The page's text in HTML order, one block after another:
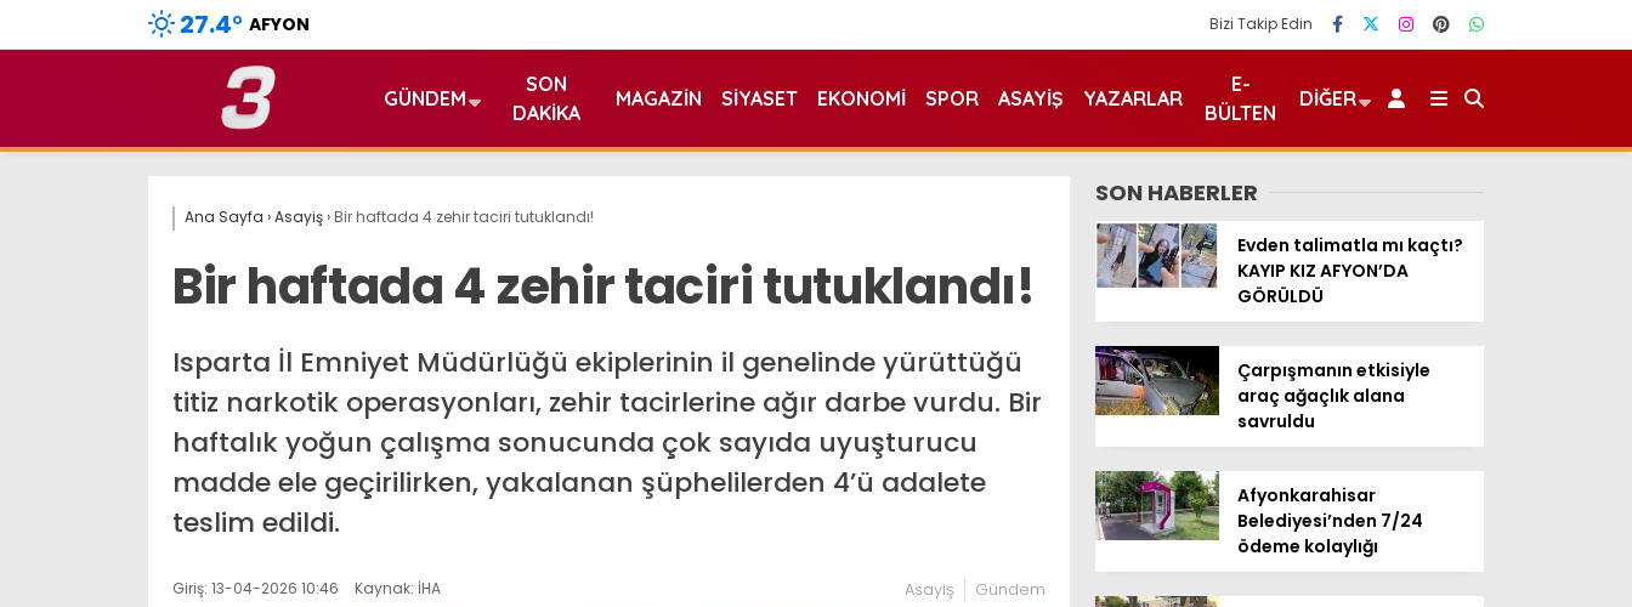
27.4° AFYON Bizi Takip Edin
GÜNDEM
SON
DAKIKA
MAGAZIN SIYASET EKONOMI SPOR ASAYIŞ YAZARLAR
E-
BÜLTEN
DIĞER
Ana Sayfa ›Asayiş› Bir haftada 4 zehir taciri tutuklandı!
Bir haftada 4 zehir taciri tutuklandı!
Isparta İl Emniyet Müdürlüğü ekiplerinin il genelinde yürüttüğü
titiz narkotik operasyonları, zehir tacirlerine ağır darbe vurdu. Bir
haftalık yoğun çalışma sonucunda çok sayıda uyuşturucu
madde ele geçirilirken, yakalanan şüphelilerden 4’ü adalete
teslim edildi.
Giriş: 13-04-2026 10:46 Kaynak: İHA Asayiş Gündem
SON HABERLER
Evden talimatla mı kaçtı?
KAYIP KIZ AFYON’DA
GÖRÜLDÜ
Çarpışmanın etkisiyle
araç ağaçlık alana
savruldu
Afyonkarahisar
Belediyesi’nden 7/24
ödeme kolaylığı